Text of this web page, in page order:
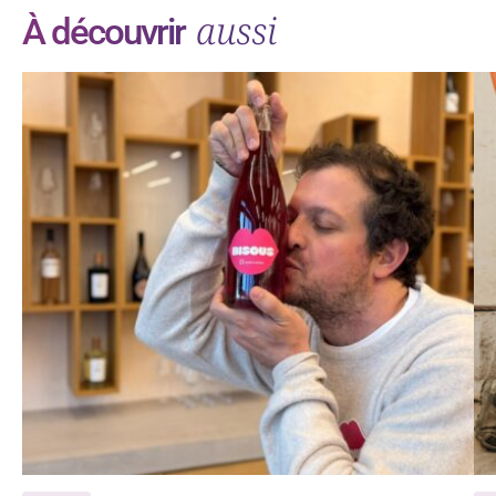
À découvrir aussi